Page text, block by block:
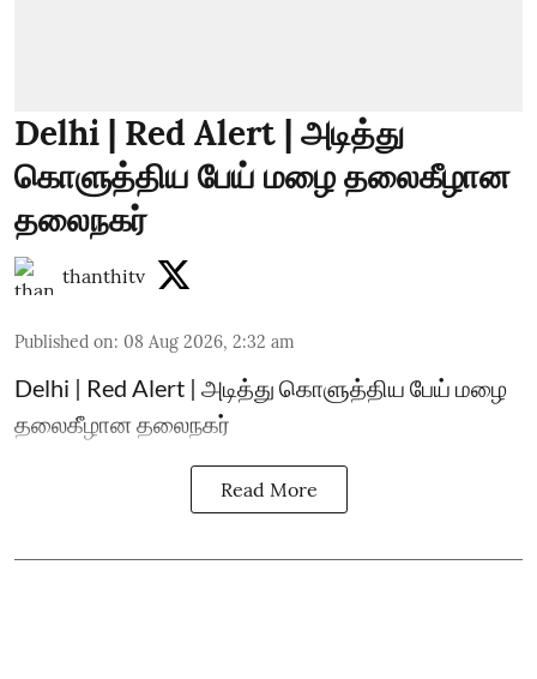
Delhi | Red Alert | அடித்து
கொளுத்திய பேய் மழை தலைகீழான
தலைநகர்
thanthitv
Published on: 08 Aug 2026, 2:32 am
Delhi | Red Alert | அடித்து கொளுத்திய பேய் மழை
தலைகீழான தலைநகர்
Read More